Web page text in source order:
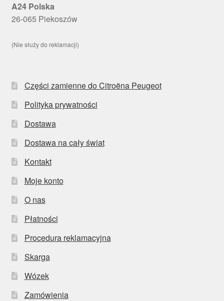
A24 Polska
26-065 Piekoszów
(Nie służy do reklamacji)
Części zamienne do Citroëna Peugeot
Polityka prywatności
Dostawa
Dostawa na cały świat
Kontakt
Moje konto
O nas
Płatności
Procedura reklamacyjna
Skarga
Wózek
Zamówienia